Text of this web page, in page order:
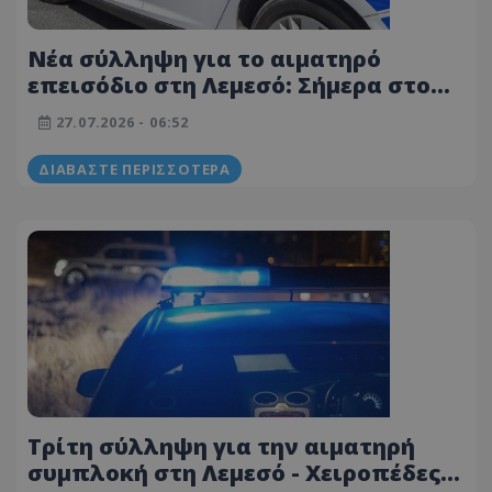
Νέα σύλληψη για το αιματηρό
επεισόδιο στη Λεμεσό: Σήμερα στο
Δικαστήριο 26χρονος
27.07.2026 - 06:52
ΔΙΑΒΆΣΤΕ ΠΕΡΙΣΣΌΤΕΡΑ
Τρίτη σύλληψη για την αιματηρή
συμπλοκή στη Λεμεσό - Χειροπέδες